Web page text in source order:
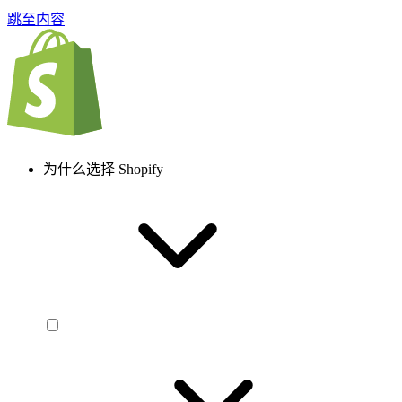
跳至内容
为什么选择 Shopify